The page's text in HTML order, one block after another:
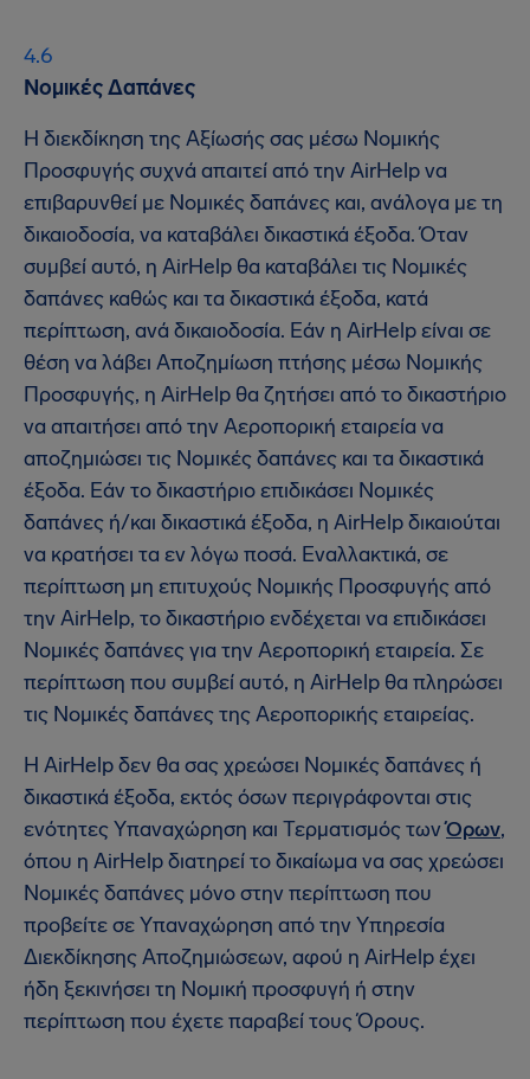
Νομικές Δαπάνες
Η διεκδίκηση της Αξίωσής σας μέσω Νομικής
Προσφυγής συχνά απαιτεί από την AirHelp να
επιβαρυνθεί με Νομικές δαπάνες και, ανάλογα με τη
δικαιοδοσία, να καταβάλει δικαστικά έξοδα. Όταν
συμβεί αυτό, η AirHelp θα καταβάλει τις Νομικές
δαπάνες καθώς και τα δικαστικά έξοδα, κατά
περίπτωση, ανά δικαιοδοσία. Εάν η AirHelp είναι σε
θέση να λάβει Αποζημίωση πτήσης μέσω Νομικής
Προσφυγής, η AirHelp θα ζητήσει από το δικαστήριο
να απαιτήσει από την Αεροπορική εταιρεία να
αποζημιώσει τις Νομικές δαπάνες και τα δικαστικά
έξοδα. Εάν το δικαστήριο επιδικάσει Νομικές
δαπάνες ή/και δικαστικά έξοδα, η AirHelp δικαιούται
να κρατήσει τα εν λόγω ποσά. Εναλλακτικά, σε
περίπτωση μη επιτυχούς Νομικής Προσφυγής από
την AirHelp, το δικαστήριο ενδέχεται να επιδικάσει
Νομικές δαπάνες για την Αεροπορική εταιρεία. Σε
περίπτωση που συμβεί αυτό, η AirHelp θα πληρώσει
τις Νομικές δαπάνες της Αεροπορικής εταιρείας.
Η AirHelp δεν θα σας χρεώσει Νομικές δαπάνες ή
δικαστικά έξοδα, εκτός όσων περιγράφονται στις
ενότητες Υπαναχώρηση και Τερματισμός τωνΌρων,
όπου η AirHelp διατηρεί το δικαίωμα να σας χρεώσει
Νομικές δαπάνες μόνο στην περίπτωση που
προβείτε σε Υπαναχώρηση από την Υπηρεσία
Διεκδίκησης Αποζημιώσεων, αφού η AirHelp έχει
ήδη ξεκινήσει τη Νομική προσφυγή ή στην
περίπτωση που έχετε παραβεί τους Όρους.